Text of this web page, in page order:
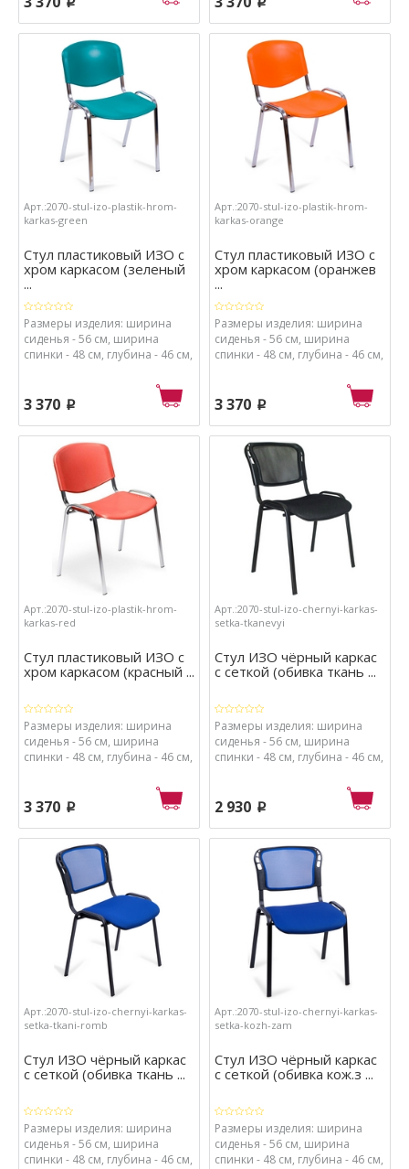
p p
Арт.:2070-stul-izo-plastik-hrom-
karkas-green
Стул пластиковый ИЗО с
хром каркасом (зеленый
...
Размеры изделия: ширина
сиденья - 56 см, ширина
спинки - 48 см, глубина - 46 см,
до сиденья - 41 см. Материалы:
каркас - хромированный
3 370 p
Арт.:2070-stul-izo-plastik-hrom-
karkas-orange
Стул пластиковый ИЗО с
хром каркасом (оранжев
...
Размеры изделия: ширина
сиденья - 56 см, ширина
спинки - 48 см, глубина - 46 см,
до сиденья - 41 см. Материалы:
каркас - хромированный
3 370 p
Арт.:2070-stul-izo-plastik-hrom-
karkas-red
Стул пластиковый ИЗО с
хром каркасом (красный ...
Размеры изделия: ширина
сиденья - 56 см, ширина
спинки - 48 см, глубина - 46 см,
до сиденья - 41 см. Материалы:
каркас - хромированный
3 370 p
Арт.:2070-stul-izo-chernyi-karkas-
setka-tkanevyi
Стул ИЗО чёрный каркас
с сеткой (обивка ткань ...
Размеры изделия: ширина
сиденья - 56 см, ширина
спинки - 48 см, глубина - 46 см,
до сиденья - 41 см. Материалы:
каркас - металл с порошковым
пластик, обивка сиденья -
ткань, набивка сиденья -
поролон высокой плотности.
2 930 p
Арт.:2070-stul-izo-chernyi-karkas-
setka-tkani-romb
Стул ИЗО чёрный каркас
с сеткой (обивка ткань ...
Размеры изделия: ширина
сиденья - 56 см, ширина
спинки - 48 см, глубина - 46 см,
Арт.:2070-stul-izo-chernyi-karkas-
setka-kozh-zam
Стул ИЗО чёрный каркас
с сеткой (обивка кож.з ...
Размеры изделия: ширина
сиденья - 56 см, ширина
спинки - 48 см, глубина - 46 см,